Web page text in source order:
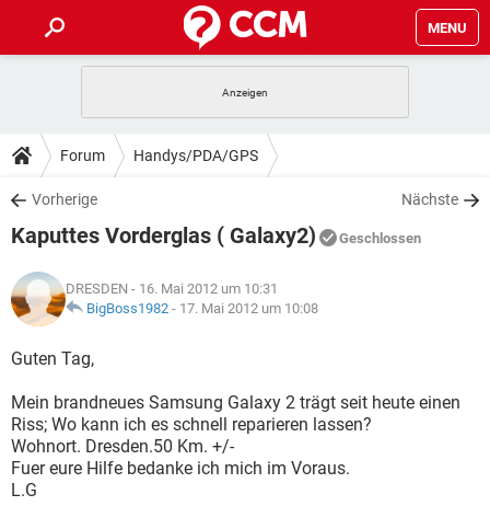
MENU
ANDROID IOS
WINDOWS 10
WHATSAPP TIKTOK
FACEBOOK
TIPPS & TRICKS
SPIELE STREAMING
WHATSAPP TIKTOK
FACEBOOK
DOWNLOADS
SPIELE STREAMING
ANDROID
WINDOWS 10 INSTAGRAM
WHATSAPP
FORUM
SPIELE STREAMING
ANDROID
WINDOWS 10
WHATSAPP TIKTOK
FACEBOOK
LEXIKON
SPIELE
WINDOWS 10 INSTAGRAM
WHATSAPP TIKTOK
FACEBOOK
Forum Handys/PDA/GPS
Vorherige Nächste
Kaputtes Vorderglas ( Galaxy2) Geschlossen
DRESDEN - 16. Mai 2012 um 10:31
BigBoss1982 - 17. Mai 2012 um 10:08
Guten Tag,
Mein brandneues Samsung Galaxy 2 trägt seit heute einen
Riss; Wo kann ich es schnell reparieren lassen?
Wohnort. Dresden.50 Km. +/-
Fuer eure Hilfe bedanke ich mich im Voraus.
L.G